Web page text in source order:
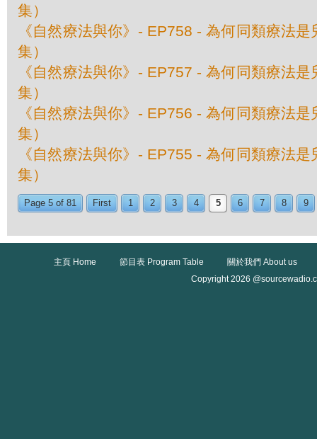
集）
《自然療法與你》- EP758 - 為何同類療法
集）
《自然療法與你》- EP757 - 為何同類療法
集）
《自然療法與你》- EP756 - 為何同類療法
集）
《自然療法與你》- EP755 - 為何同類療法
集）
Page 5 of 81 First 1 2 3 4 5 6 7 8 9
主頁 Home 節目表 Program Table
關於我們 About us
Copyright 2026